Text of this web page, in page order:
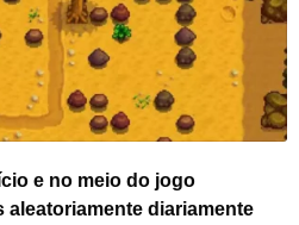
e no meio do jogo
aleatoriamente diariamente